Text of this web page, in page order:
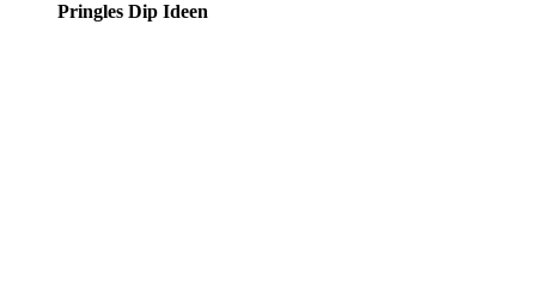
Pringles Dip Ideen